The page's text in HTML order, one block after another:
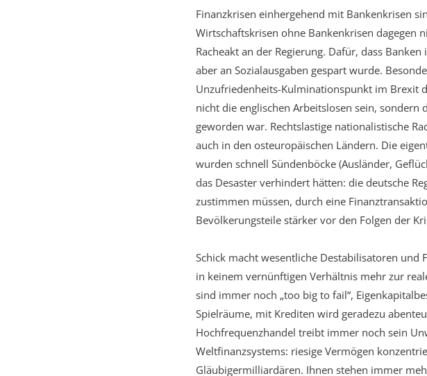
Finanzkrisen einhergehend mit Bankenkrisen
Wirtschaftskrisen ohne Bankenkrisen dagegen
Racheakt an der Regierung. Dafür, dass
aber an Sozialausgaben gespart wurde.
Unzufriedenheits-Kulminationspunkt im Brexit
nicht die englischen Arbeitslosen sein, sondern
geworden war. Rechtslastige nationalistische
auch in den osteuropäischen Ländern. Die
wurden schnell Sündenböcke (Ausländer,
das Desaster verhindert hätten: die deutsche
zustimmen müssen, durch eine
Bevölkerungsteile stärker vor den Folgen der
Schick macht wesentliche Destabilisatoren
in keinem vernünftigen Verhältnis mehr zur
sind immer noch „too big to fail“,
Spielräume, mit Krediten wird geradezu
Hochfrequenzhandel treibt immer noch sein
Weltfinanzsystems: riesige Vermögen
Gläubigermilliardären. Ihnen stehen immer